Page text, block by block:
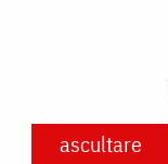
ascultare